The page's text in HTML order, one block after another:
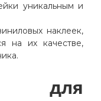
уникальным и
наклеек,
на их качестве,
для